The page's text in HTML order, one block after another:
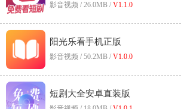
影音视频 / 26.0MB / V1.1.0
阳光乐看手机正版
影音视频 / 50.2MB / V1.0.0
短剧大全安卓直装版